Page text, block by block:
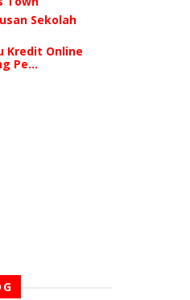
Sekolah
Kredit Online
Pe...